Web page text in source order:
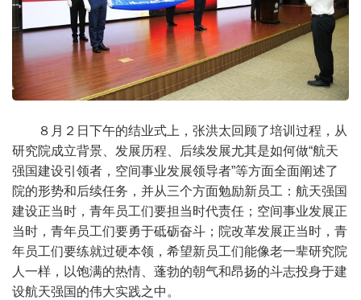
８月２日下午的结业式上，张洪太回顾了培训过程，从
研究院成立背景、发展历程、后续发展尤其是如何做“航天
强国建设引领者，空间事业发展领导者”等方面全面阐述了
院的形势和后续任务，并从三个方面勉励新员工：航天强国
建设正当时，青年员工们要担当时代责任；空间事业发展正
当时，青年员工们要勇于砥砺奋斗；院改革发展正当时，青
年员工们要练就过硬本领，希望新员工们能像老一辈研究院
人一样，以饱满的热情、蓬勃的朝气和昂扬的斗志投身于建
设航天强国的伟大实践之中。